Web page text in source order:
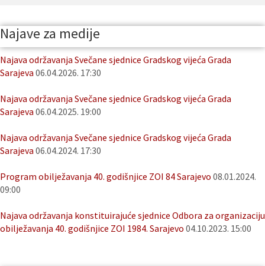
Najave za medije
Najava održavanja Svečane sjednice Gradskog vijeća Grada
Sarajeva 06.04.2026. 17:30
Najava održavanja Svečane sjednice Gradskog vijeća Grada
Sarajeva 06.04.2025. 19:00
Najava održavanja Svečane sjednice Gradskog vijeća Grada
Sarajeva 06.04.2024. 17:30
Program obilježavanja 40. godišnjice ZOI 84 Sarajevo 08.01.2024.
09:00
Najava održavanja konstituirajuće sjednice Odbora za organizaciju
obilježavanja 40. godišnjice ZOI 1984. Sarajevo 04.10.2023. 15:00